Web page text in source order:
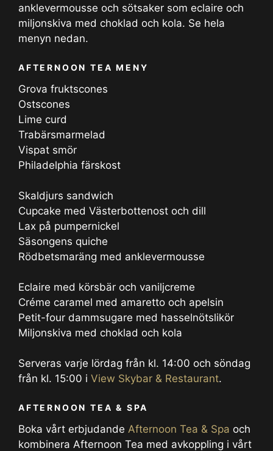
anklevermousse och sötsaker som eclaire och
miljonskiva med choklad och kola. Se hela
menyn nedan.
AFTERNOON TEA MENY
Grova fruktscones
Ostscones
Lime curd
Trabärsmarmelad
Vispat smör
Philadelphia färskost
Skaldjurs sandwich
Cupcake med Västerbottenost och dill
Lax på pumpernickel
Säsongens quiche
Rödbetsmaräng med anklevermousse
Eclaire med körsbär och vaniljcreme
Créme caramel med amaretto och apelsin
Petit-four dammsugare med hasselnötslikör
Miljonskiva med choklad och kola
Serveras varje lördag från kl. 14:00 och söndag
från kl. 15:00 i View Skybar & Restaurant.
AFTERNOON TEA & SPA
Boka vårt erbjudande Afternoon Tea & Spa och
kombinera Afternoon Tea med avkoppling i vårt